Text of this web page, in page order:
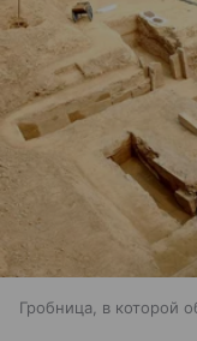
Гробница, в которой